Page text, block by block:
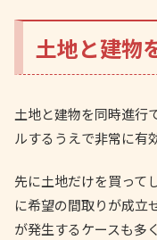
土地と建物
土地と建物を同時進行
ルするうえで非常に有
先に土地だけを買って
に希望の間取りが成立
が発生するケースも多